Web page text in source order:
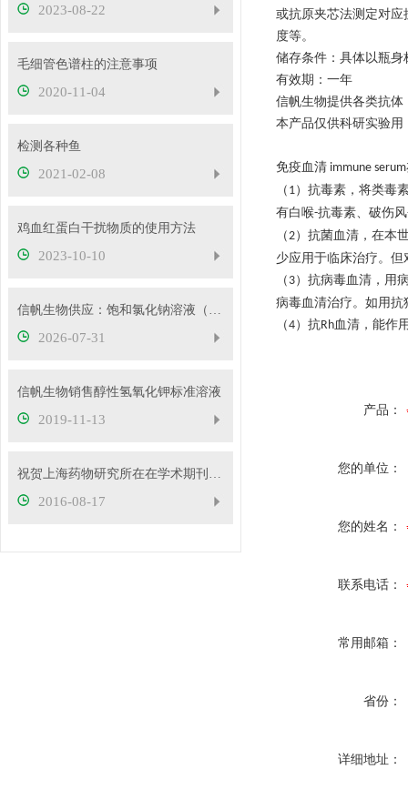
2023-08-22
毛细管色谱柱的注意事项
2020-11-04
检测各种鱼
2021-02-08
鸡血红蛋白干扰物质的使用方法
2023-10-10
信帆生物供应：饱和氯化钠溶液（26.5%）
2026-07-31
信帆生物销售醇性氢氧化钾标准溶液
2019-11-13
祝贺上海药物研究所在在学术期刊elife在线发表研究论文
2016-08-17
或抗原夹芯法测定对
度等。
储存条件：具体以瓶身
有效期：一年
信帆生物提供各类抗
本产品仅供科研实验用
免疫血清 immune serum
（ 1）抗毒素，将类毒
有白喉-抗毒素、破伤风
（2）抗菌血清，在本
少应用于临床治疗。
（ 3）抗病毒血清，用
病毒血清治疗。如用
（4）抗Rh血清，能作
产品：
您的单位：
您的姓名：
联系电话：
常用邮箱：
省份：
详细地址：